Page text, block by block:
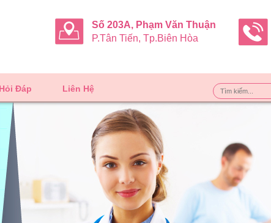
Số 203A, Phạm Văn Thuận
P.Tân Tiến, Tp.Biên Hòa
Hỏi Đáp Liên Hệ